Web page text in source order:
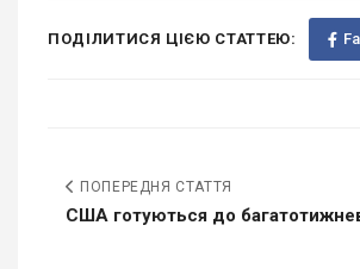
ПОДІЛИТИСЯ ЦІЄЮ СТАТТЕЮ:
ПОПЕРЕДНЯ СТАТТЯ
США готуються до